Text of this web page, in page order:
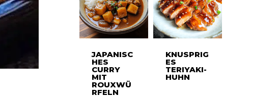
JAPANISC
HES
CURRY
MIT
ROUXWÜ
RFELN
KNUSPRIG
ES
TERIYAKI-
HUHN